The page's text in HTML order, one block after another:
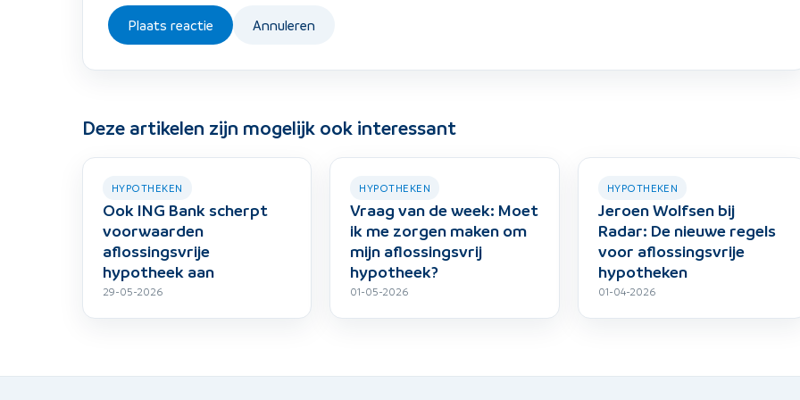
Plaats reactie Annuleren
Deze artikelen zijn mogelijk ook interessant
HYPOTHEKEN
Ook ING Bank scherpt
voorwaarden
aflossingsvrije
hypotheek aan
29-05-2026
HYPOTHEKEN
Vraag van de week: Moet
ik me zorgen maken om
mijn aflossingsvrij
hypotheek?
01-05-2026
HYPOTHEKEN
Jeroen Wolfsen bij
Radar: De nieuwe regels
voor aflossingsvrije
hypotheken
01-04-2026